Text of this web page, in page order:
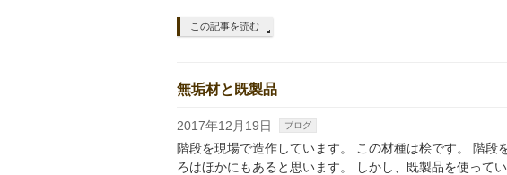
この記事を読む
無垢材と既製品
2017年12月19日 ブログ
階段を現場で造作しています。 この材種は桧です。 階段
ろはほかにもあると思います。 しかし、既製品を使って